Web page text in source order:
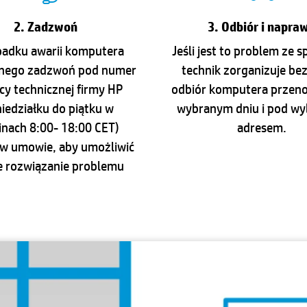
2. Zadzwoń
awarii komputera
zadzwoń pod numer
technicznej firmy HP
do piątku w
8:00- 18:00 CET)
umowie, aby umożliwić
rozwiązanie problemu
3. Odbiór i
Jeśli jest to problem ze
technik zorganizuje
odbiór komputera
wybranym dniu i pod
adresem.